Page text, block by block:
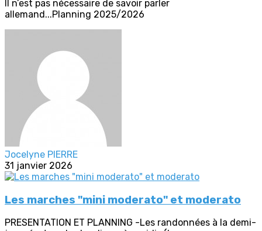
Il n’est pas nécessaire de savoir parler
allemand...Planning 2025/2026
Jocelyne PIERRE
31 janvier 2026
Les marches "mini moderato" et moderato
PRESENTATION ET PLANNING -Les randonnées à la demi-